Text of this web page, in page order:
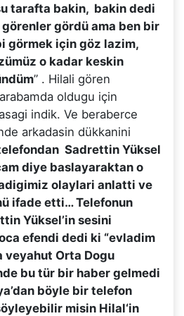
tarafta bakin, bakin dedi
gördü ama ben bir
görmek için göz lazim,
o kadar keskin
” . Hilali gören
oldugu için
indik. Ve beraberce
arkadasin dükkanini
Sadrettin Yüksel
diye baslayaraktan o
olaylari anlatti ve
ifade etti… Telefonun
Yüksel’in sesini
efendi dedi ki “evladim
veyahut Orta Dogu
bu tür bir haber gelmedi
böyle bir telefon
misin Hilal‘in